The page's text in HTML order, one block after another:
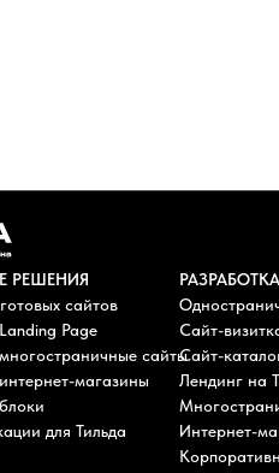
РЕШЕНИЯ
сайтов
Page
сайты
магазины
для Тильда
Сайт-
Сайт-
Лендинг на
Интернет-